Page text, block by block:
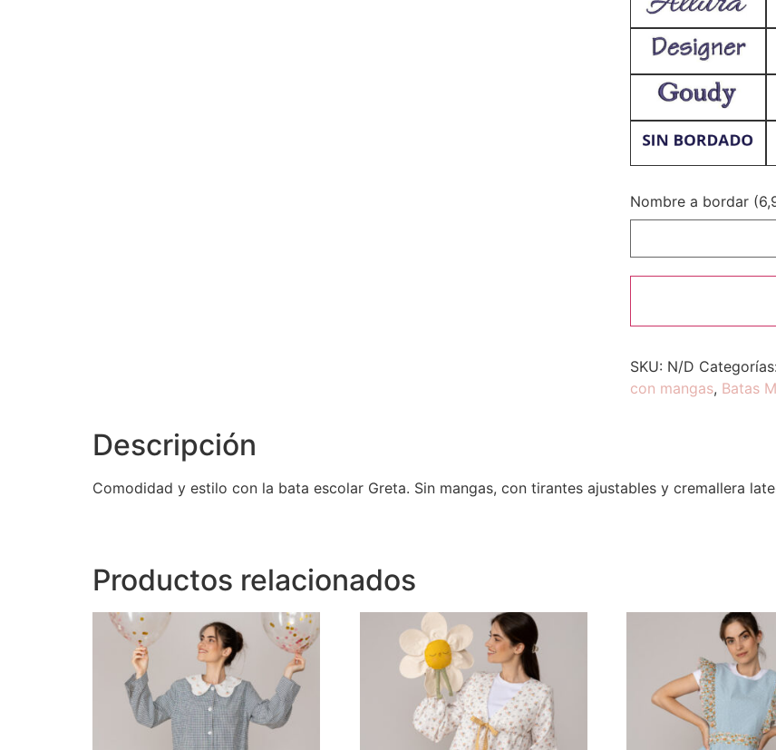
Nombre a bordar
SKU: N/D Categorías:
con mangas, Batas
Descripción
Comodidad y estilo con la bata escolar Greta. Sin mangas, con tirantes ajustables y cremallera
Productos relacionados